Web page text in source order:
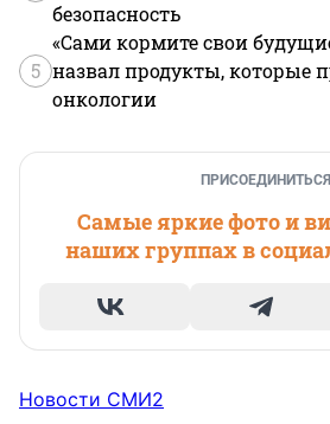
безопасность
5
«Сами кормите свои
назвал продукты, которые
онкологии
ПРИСОЕДИНИТЬСЯ
Самые яркие фото и
наших группах в
Новости СМИ2